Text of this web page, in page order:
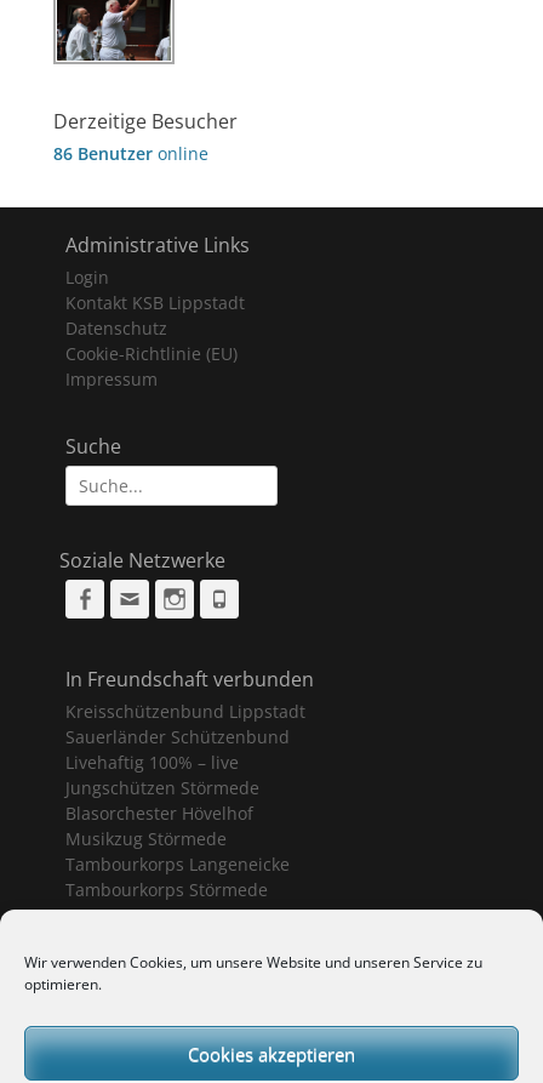
Wir verwenden Cookies, um unsere Website und unseren Service zu
optimieren.
Cookies akzeptieren
Derzeitige Besucher
86 Benutzer online
Administrative Links
Login
Kontakt KSB Lippstadt
Datenschutz
Cookie-Richtlinie (EU)
Impressum
Suche
Suche
nach:
Soziale Netzwerke
Facebook
Email Instagram
In Freundschaft verbunden
Kreisschützenbund Lippstadt
Sauerländer Schützenbund
Livehaftig 100% – live
Jungschützen Störmede
Blasorchester Hövelhof
Musikzug Störmede
Tambourkorps Langeneicke
Tambourkorps Störmede
Schützenvereine Geseke
Bürgerschützenverein Geseke
Schützenbruderschaft Ermsinghausen
Schützenverein Langeneicke